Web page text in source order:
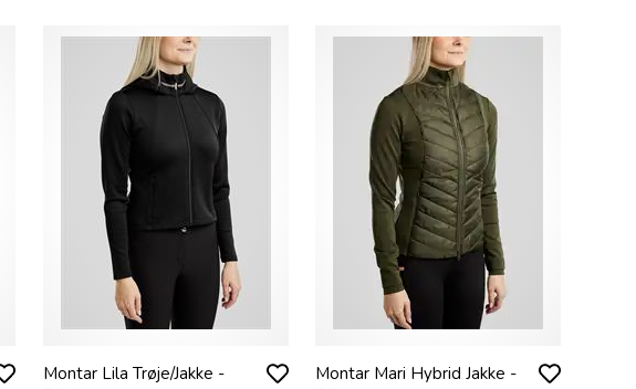
Montar Lila Trøje/Jakke -
Montar Mari Hybrid Jakke -